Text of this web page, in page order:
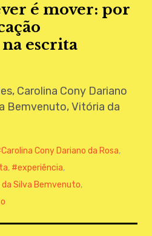
é mover: por
escrita
Carolina Cony Dariano
Bemvenuto, Vitória da
Carolina Cony Dariano da Rosa,
, experiência,
da Silva Bemvenuto,